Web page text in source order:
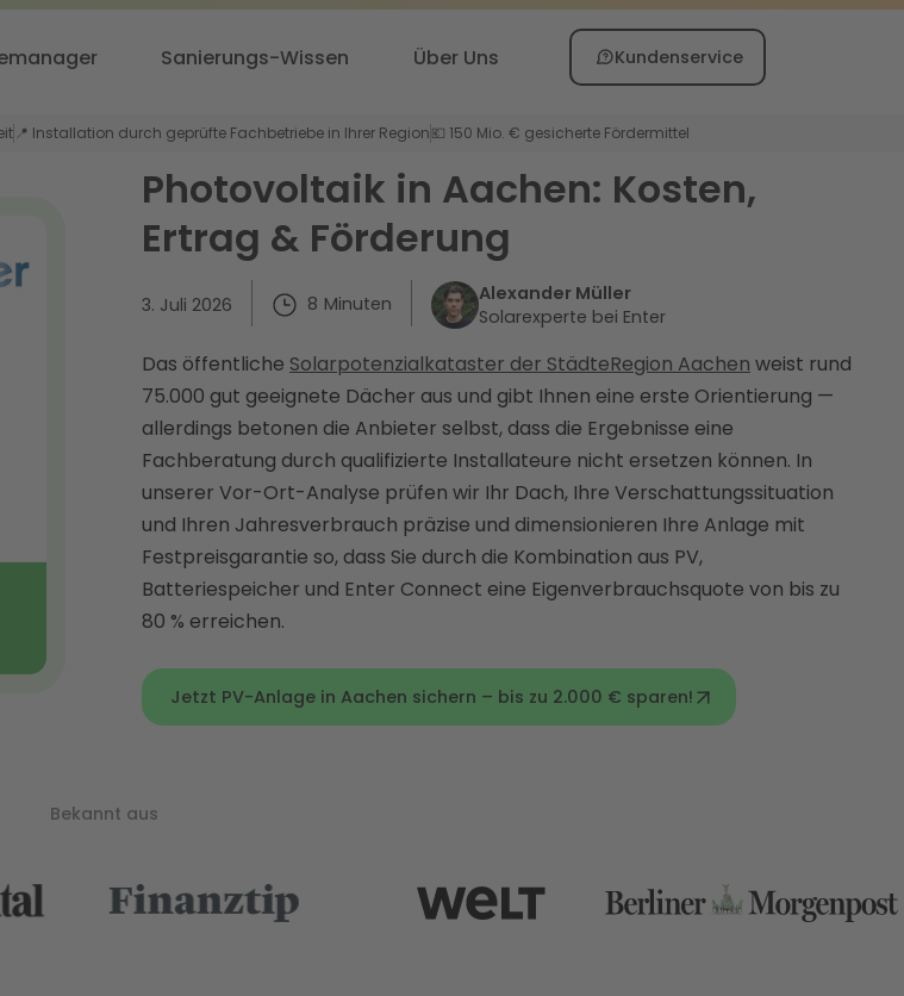
Sanierungs-Wissen Über Uns Kundenservice
📍 Installation durch geprüfte Fachbetriebe in Ihrer Region💶 150 Mio. € gesicherte Fördermittel
Photovoltaik in Aachen: Kosten,
Ertrag & Förderung
3. Juli 2026 8 Minuten
Alexander Müller
Solarexperte bei Enter
Das öffentliche Solarpotenzialkataster der StädteRegion Aachen weist rund
75.000 gut geeignete Dächer aus und gibt Ihnen eine erste Orientierung —
allerdings betonen die Anbieter selbst, dass die Ergebnisse eine
Fachberatung durch qualifizierte Installateure nicht ersetzen können. In
unserer Vor-Ort-Analyse prüfen wir Ihr Dach, Ihre Verschattungssituation
und Ihren Jahresverbrauch präzise und dimensionieren Ihre Anlage mit
Festpreisgarantie so, dass Sie durch die Kombination aus PV,
Batteriespeicher und Enter Connect eine Eigenverbrauchsquote von bis zu
80 % erreichen.
Jetzt PV-Anlage in Aachen sichern – bis zu 2.000 € sparen!
Bekannt aus